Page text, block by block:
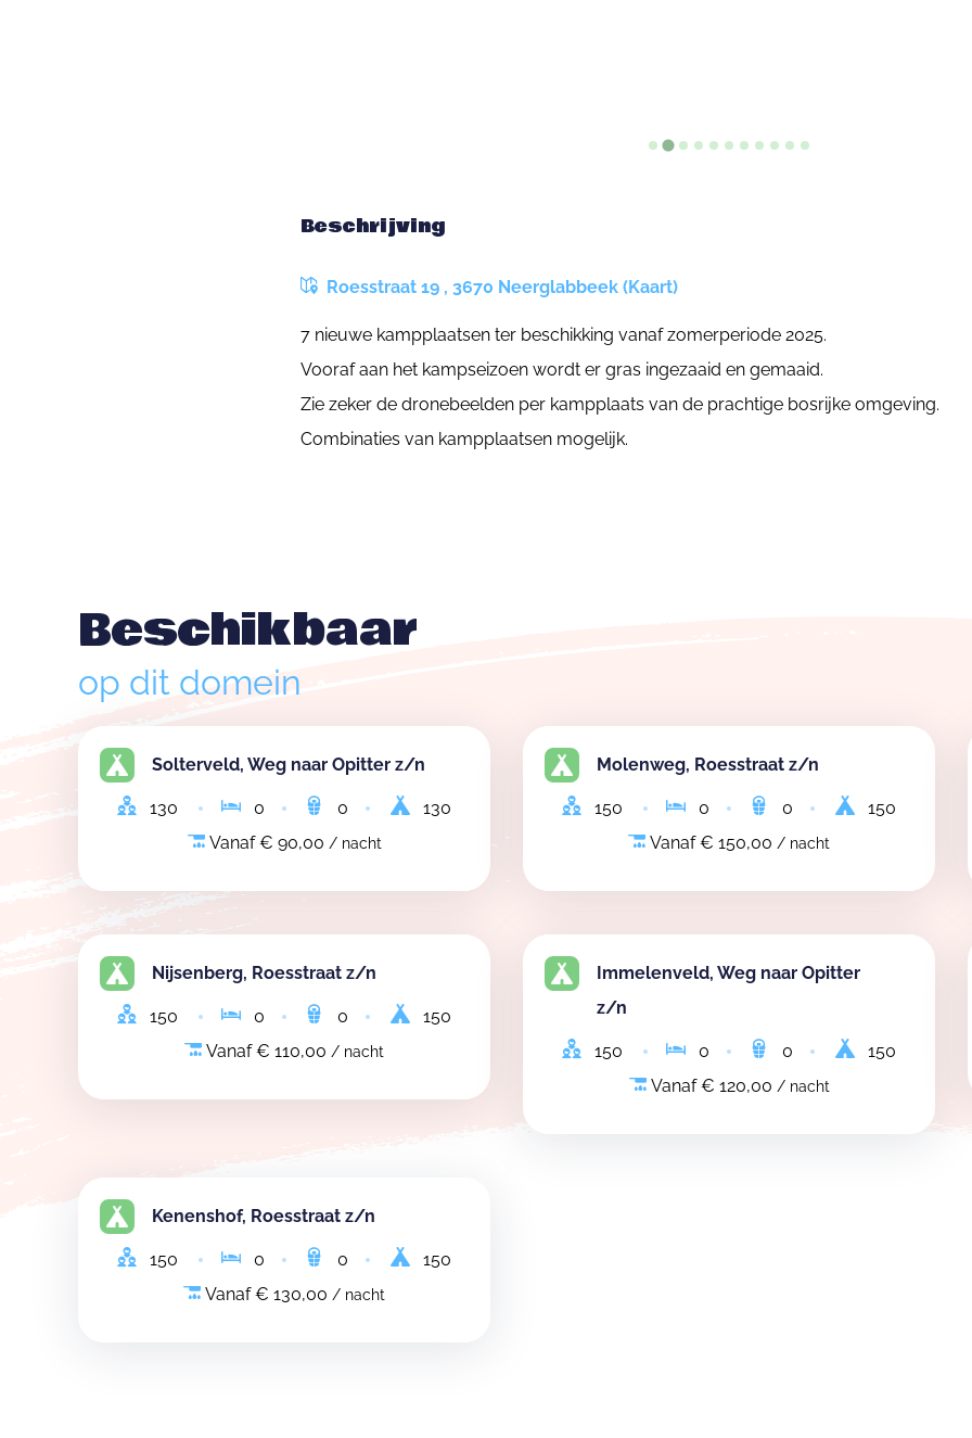
Beschrijving
Roesstraat 19 , 3670 Neerglabbeek (Kaart)
7 nieuwe kampplaatsen ter beschikking vanaf zomerperiode 2025.
Vooraf aan het kampseizoen wordt er gras ingezaaid en gemaaid.
Zie zeker de dronebeelden per kampplaats van de prachtige bosrijke omgeving.
Combinaties van kampplaatsen mogelijk.
Beschikbaar
op dit domein
Solterveld, Weg naar Opitter z/n
130 0 0
130
Vanaf € 90,00 / nacht
Molenweg, Roesstraat z/n
150 0 0
150
Vanaf € 150,00 / nacht
Nijsenberg, Roesstraat z/n
150 0 0
150
Vanaf € 110,00 / nacht
Immelenveld, Weg naar Opitter
z/n
150 0 0
150
Vanaf € 120,00 / nacht
Kenenshof, Roesstraat z/n
150 0 0
150
Vanaf € 130,00 / nacht